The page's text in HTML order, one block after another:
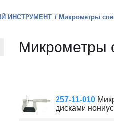
ИНСТРУМЕНТ Микрометры
Микрометры
257-11-010
дисками